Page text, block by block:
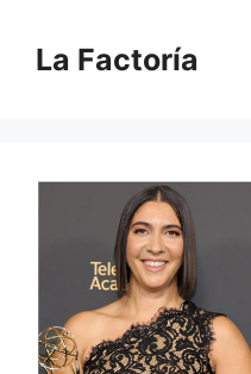
contenido
La Factoría